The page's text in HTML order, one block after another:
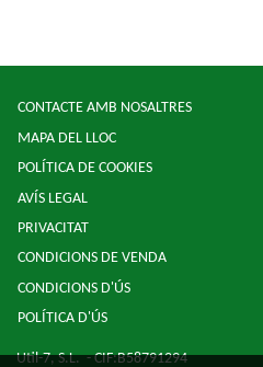
CONTACTE AMB NOSALTRES
MAPA DEL LLOC
POLÍTICA DE COOKIES
AVÍS LEGAL
PRIVACITAT
CONDICIONS DE VENDA
CONDICIONS D'ÚS
POLÍTICA D'ÚS
Util-7, S.L.- CIF:B58791294